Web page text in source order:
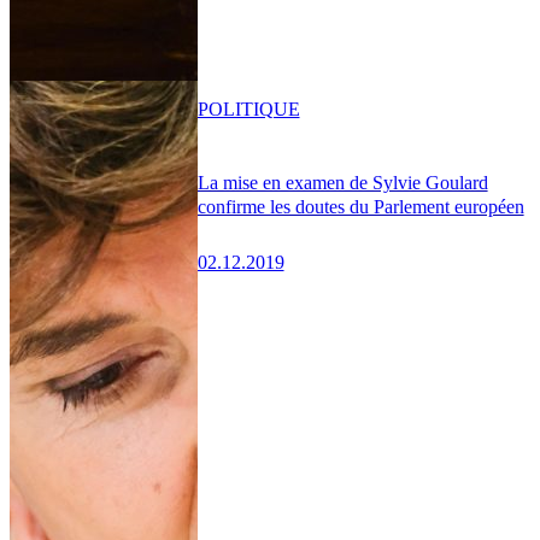
La mise en examen de Sylvie Goulard
confirme les doutes du Parlement européen
02.12.2019
POLITIQUE